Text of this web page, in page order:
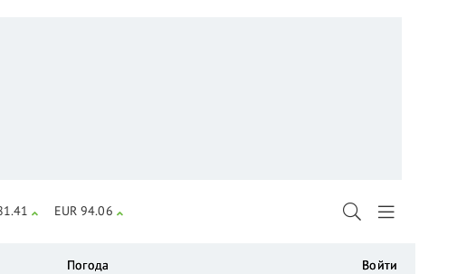
EUR 94.06
Погода Войти